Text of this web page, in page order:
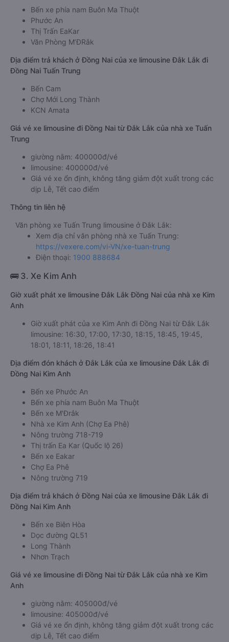
Bến xe phía nam Buôn Ma Thuột
Phước An
Thị Trấn EaKar
Văn Phòng M’ĐRắk
Địa điểm trả khách ở Đồng Nai của xe limousine Đắk Lắk đi
Đồng Nai Tuấn Trung
Bến Cam
Chợ Mới Long Thành
KCN Amata
Giá vé xe limousine đi Đồng Nai từ Đắk Lắk của nhà xe Tuấn
Trung
giường nằm: 400000đ/vé
limousine: 400000đ/vé
Giá vé xe ổn định, không tăng giảm đột xuất trong các
dịp Lễ, Tết cao điểm
Thông tin liên hệ
Văn phòng xe Tuấn Trung limousine ở Đắk Lắk:
Xem địa chỉ văn phòng nhà xe Tuấn Trung:
https://vexere.com/vi-VN/xe-tuan-trung
Điện thoại: 1900 888684
🚌 3. Xe Kim Anh
Giờ xuất phát xe limousine Đắk Lắk Đồng Nai của nhà xe Kim
Anh
Giờ xuất phát của xe Kim Anh đi Đồng Nai từ Đắk Lắk
limousine: 16:30, 17:00, 17:30, 18:15, 18:45, 19:45,
18:01, 18:11, 18:26, 18:41
Địa điểm đón khách ở Đắk Lắk của xe limousine Đắk Lắk đi
Đồng Nai Kim Anh
Bến xe Phước An
Bến xe phía nam Buôn Ma Thuột
Bến xe M'Đrắk
Nhà xe Kim Anh (Chợ Ea Phê)
Nông trường 718-719
Thị trấn Ea Kar (Quốc lộ 26)
Bến xe Eakar
Chợ Ea Phê
Nông trường 719
Địa điểm trả khách ở Đồng Nai của xe limousine Đắk Lắk đi
Đồng Nai Kim Anh
Bến xe Biên Hòa
Dọc đường QL51
Long Thành
Nhơn Trạch
Giá vé xe limousine đi Đồng Nai từ Đắk Lắk của nhà xe Kim
Anh
giường nằm: 405000đ/vé
limousine: 405000đ/vé
Giá vé xe ổn định, không tăng giảm đột xuất trong các
dịp Lễ, Tết cao điểm